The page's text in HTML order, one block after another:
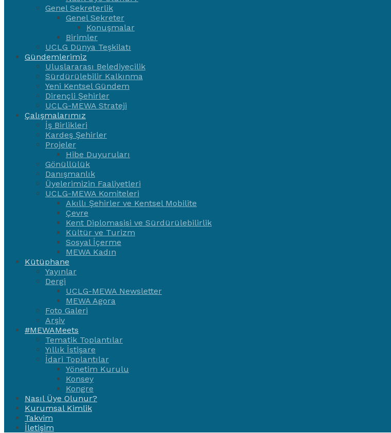
Genel Sekreterlik
Genel Sekreter
Konuşmalar
Birimler
UCLG Dünya Teşkilatı
Gündemlerimiz
Uluslararası Belediyecilik
Sürdürülebilir Kalkınma
Yeni Kentsel Gündem
Dirençli Şehirler
UCLG-MEWA Strateji
Çalışmalarımız
İş Birlikleri
Kardeş Şehirler
Projeler
Hibe Duyuruları
Gönüllülük
Danışmanlık
Üyelerimizin Faaliyetleri
UCLG-MEWA Komiteleri
Akıllı Şehirler ve Kentsel Mobilite
Çevre
Kent Diplomasisi ve Sürdürülebilirlik
Kültür ve Turizm
Sosyal İçerme
MEWA Kadın
Kütüphane
Yayınlar
Dergi
UCLG-MEWA Newsletter
MEWA Agora
Foto Galeri
Arşiv
#MEWAMeets
Tematik Toplantılar
Yıllık İstişare
İdari Toplantılar
Yönetim Kurulu
Konsey
Kongre
Nasıl Üye Olunur?
Kurumsal Kimlik
Takvim
İletişim